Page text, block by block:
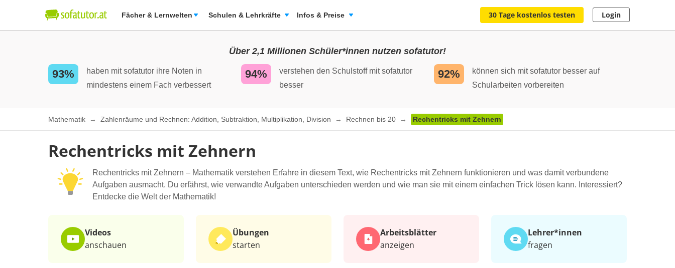
Fächer & Lernwelten Schulen & Lehrkräfte Infos & Preise 30 Tage kostenlos testen Login
Über 2,1 Millionen Schüler*innen nutzen sofatutor!
93%
haben mit sofatutor ihre Noten in
mindestens einem Fach verbessert
94%
verstehen den Schulstoff mit sofatutor
besser
92%
können sich mit sofatutor besser auf
Schularbeiten vorbereiten
Mathematik Zahlenräume und Rechnen: Addition, Subtraktion, Multiplikation, Division Rechnen bis 20 Rechentricks mit Zehnern
Rechentricks mit Zehnern
Rechentricks mit Zehnern – Mathematik verstehen Erfahre in diesem Text, wie Rechentricks mit Zehnern funktionieren und was damit verbundene
Aufgaben ausmacht. Du erfährst, wie verwandte Aufgaben unterschieden werden und wie man sie mit einem einfachen Trick lösen kann. Interessiert?
Entdecke die Welt der Mathematik!
Videos
anschauen
Übungen
starten
Arbeits­blätter
anzeigen
Lehrer*​innen
fragen